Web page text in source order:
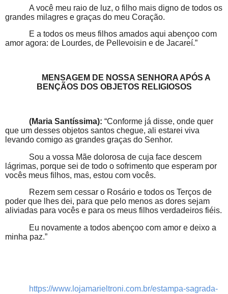
A você meu raio de luz, o filho mais digno de todos os
grandes milagres e graças do meu Coração.
E a todos os meus filhos amados aqui abençoo com
amor agora: de Lourdes, de Pellevoisin e de Jacareí.”
MENSAGEM DE NOSSA SENHORA APÓS A
BENÇÃOS DOS OBJETOS RELIGIOSOS
(Maria Santíssima): “Conforme já disse, onde quer
que um desses objetos santos chegue, ali estarei viva
levando comigo as grandes graças do Senhor.
Sou a vossa Mãe dolorosa de cuja face descem
lágrimas, porque sei de todo o sofrimento que esperam por
vocês meus filhos, mas, estou com vocês.
Rezem sem cessar o Rosário e todos os Terços de
poder que lhes dei, para que pelo menos as dores sejam
aliviadas para vocês e para os meus filhos verdadeiros fiéis.
Eu novamente a todos abençoo com amor e deixo a
minha paz.”
https://www.lojamarieltroni.com.br/estampa-sagrada-